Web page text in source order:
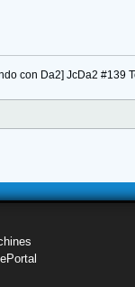
con Da2] JcDa2 #139